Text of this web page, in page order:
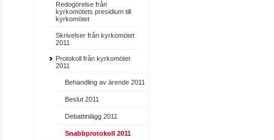
Redogörelse från
kyrkomötets presidium till
kyrkomötet
Skrivelser från kyrkomötet
2011
Protokoll från kyrkomötet
2011
Behandling av ärende 2011
Beslut 2011
Debattinlägg 2011
Snabbprotokoll 2011